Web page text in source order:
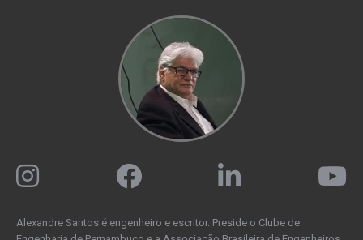
Alexandre Santos é engenheiro e escritor. Preside o Clube de